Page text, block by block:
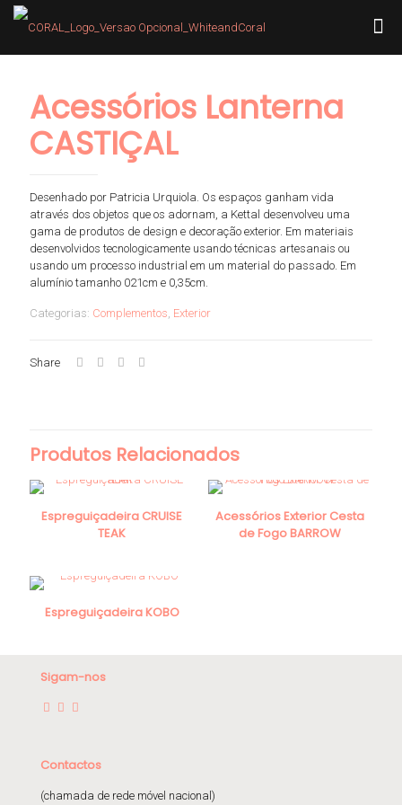
Acessórios Lanterna
CASTIÇAL
Desenhado por Patricia Urquiola. Os espaços ganham vida
através dos objetos que os adornam, a Kettal desenvolveu uma
gama de produtos de design e decoração exterior. Em materiais
desenvolvidos tecnologicamente usando técnicas artesanais ou
usando um processo industrial em um material do passado. Em
alumínio tamanho 021cm e 0,35cm.
Categorias: Complementos, Exterior
Share
Produtos Relacionados
Espreguiçadeira CRUISE
TEAK
Acessórios Exterior Cesta
de Fogo BARROW
Espreguiçadeira KOBO
Sigam-nos
Contactos
(chamada de rede móvel nacional)